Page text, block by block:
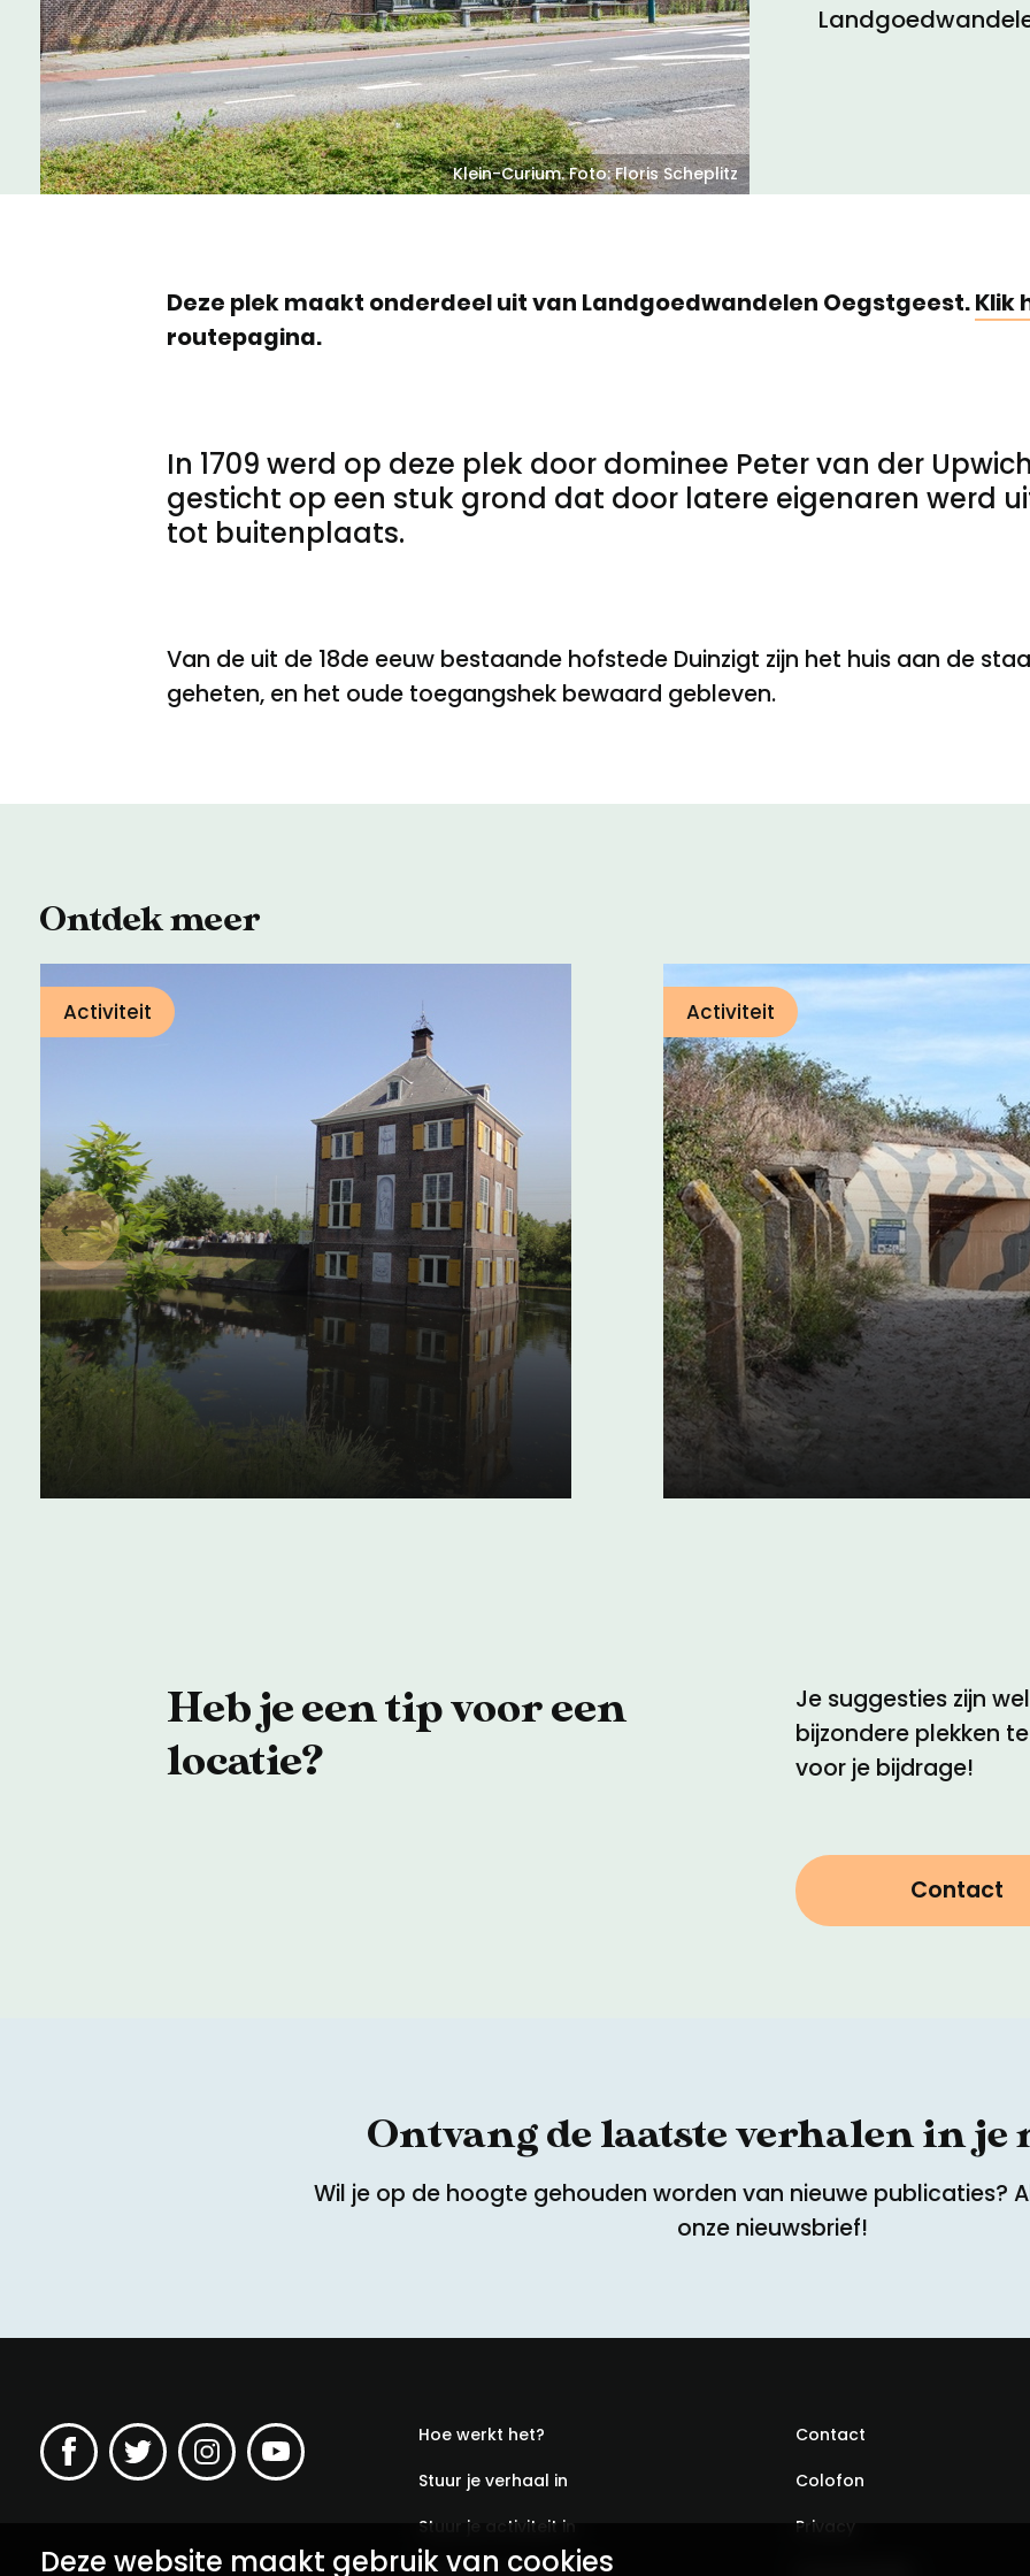
Deze website maakt gebruik van cookies
Meld een archeologische vondst
Nieuwsbrief
Toegankelijkheid
Privacyverklaring
Nieuwsbrief
Voorwaarden
Privacyverklaring
Klein-Curium. Foto: Floris Scheplitz
Deze plek maakt onderdeel uit van Landgoedwandelen Oegstgeest.Klik
routepagina.
In 1709 werd op deze plek door dominee Peter van der
gesticht op een stuk grond dat door latere eigenaren werd
tot buitenplaats.
Van de uit de 18de eeuw bestaande hofstede Duinzigt zijn het huis aan de
geheten, en het oude toegangshek bewaard gebleven.
Ontdek meer
Landgoedwandelen:
Leidschendam-Voorburg
Het hele jaar - gratis
Activiteit
Bunkerroute De
Ouddorp
Het hele jaar - gratis
Activiteit
Vorige
Heb je een tip voor een
locatie?
Je suggesties zijn
bijzondere plekken
voor je bijdrage!
Contact
Ontvang de laatste verhalen in je
Wil je op de hoogte gehouden worden van nieuwe publicaties?
onze nieuwsbrief!
Hoe werkt het?
Stuur je verhaal in
Stuur je activiteit in
Contact
Colofon
Privacy